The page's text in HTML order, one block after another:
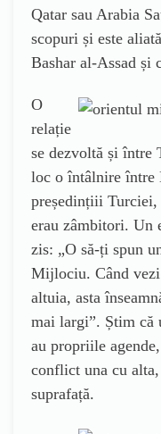
Qatar sau Arabia
scopuri și este
Bashar al-Assad și
O
relație
se dezvoltă și între
loc o întâlnire între
președințiii
erau zâmbitori.
zis: „O să-ți spun
Mijlociu. Când
altuia, asta
mai largi”. Știm că
au propriile
conflict una cu
suprafață.